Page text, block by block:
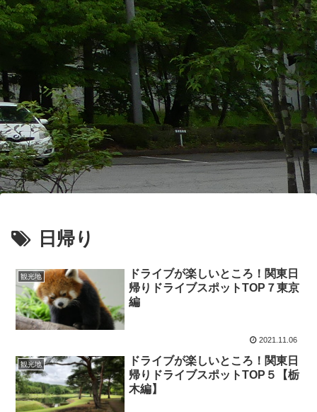
日帰り
観光地
ドライブが楽しいところ！関東日
帰りドライブスポットTOP７東京
編
2021.11.06
観光地
ドライブが楽しいところ！関東日
帰りドライブスポットTOP５【栃
木編】